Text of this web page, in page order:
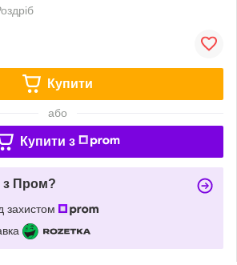
Купити
або
Купити з
з Пром?
захистом